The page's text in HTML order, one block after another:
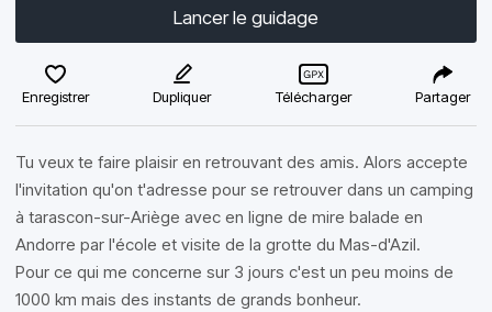
Lancer le guidage
Enregistrer Dupliquer Télécharger Partager
Tu veux te faire plaisir en retrouvant des amis. Alors accepte
l'invitation qu'on t'adresse pour se retrouver dans un camping
à tarascon-sur-Ariège avec en ligne de mire balade en
Andorre par l'école et visite de la grotte du Mas-d'Azil.
Pour ce qui me concerne sur 3 jours c'est un peu moins de
1000 km mais des instants de grands bonheur.